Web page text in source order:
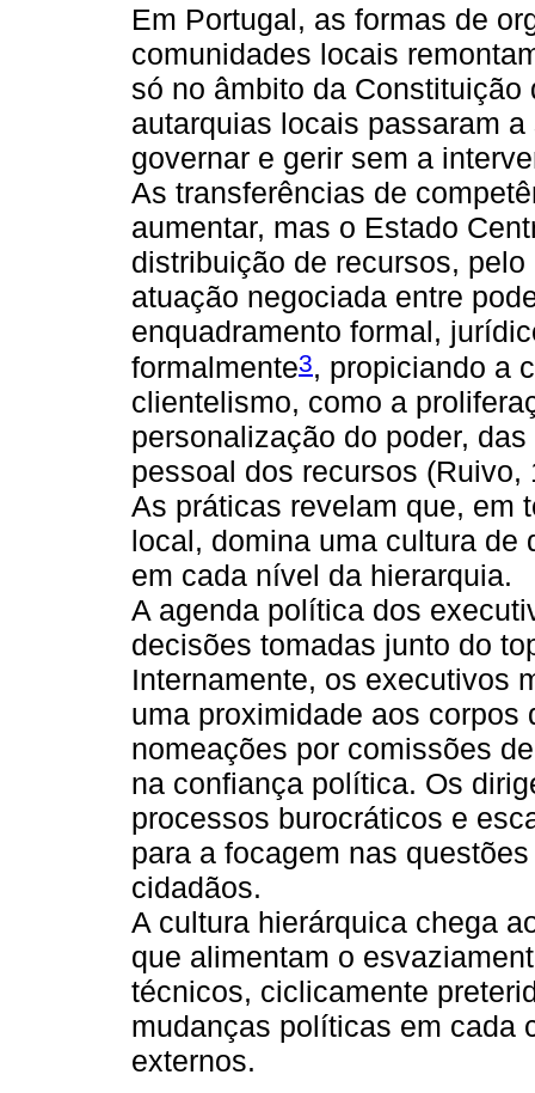
Em Portugal, as formas de
comunidades locais
só no âmbito da
autarquias locais passaram
governar e gerir sem a
As transferências de
aumentar, mas o Estado
distribuição de recursos,
atuação negociada entre
enquadramento formal,
formalmente3, propiciando a
clientelismo, como a
personalização do poder,
pessoal dos recursos (Ruivo,
As práticas revelam que, em
local, domina uma cultura de
em cada nível da hierarquia.
A agenda política dos
decisões tomadas junto do
Internamente, os executivos
uma proximidade aos
nomeações por comissões
na confiança política. Os
processos burocráticos e
para a focagem nas
cidadãos.
A cultura hierárquica chega
que alimentam o
técnicos, ciclicamente
mudanças políticas em cada
externos.